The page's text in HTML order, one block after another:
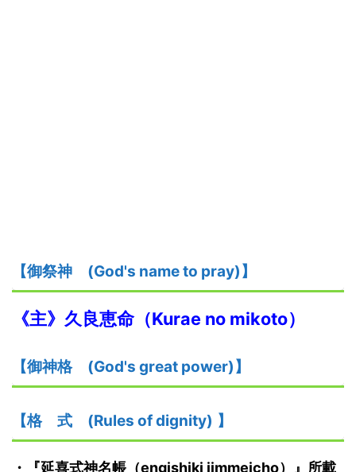
【御祭神 (God's name to pray)】
《主》 久良恵命（Kurae no mikoto）
【御神格 (God's great power)】
【格 式 (Rules of dignity) 】
・ 『延喜式神名帳 （engishiki jimmeicho） 』 所載